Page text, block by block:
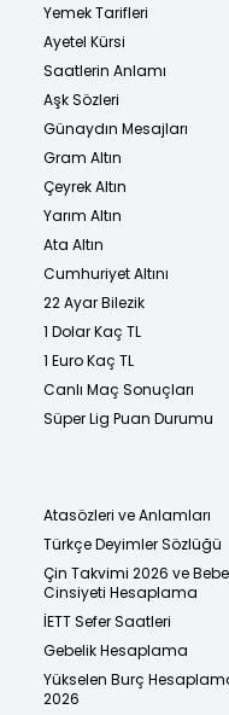
Yemek Tarifleri
Ayetel Kürsi
Saatlerin Anlamı
Aşk Sözleri
Günaydın Mesajları
Gram Altın
Çeyrek Altın
Yarım Altın
Ata Altın
Cumhuriyet Altını
22 Ayar Bilezik
1 Dolar Kaç TL
1 Euro Kaç TL
Canlı Maç Sonuçları
Süper Lig Puan Durumu
Atasözleri ve Anlamları
Türkçe Deyimler Sözlüğü
Çin Takvimi 2026 ve
Cinsiyeti Hesaplama
İETT Sefer Saatleri
Gebelik Hesaplama
Yükselen Burç
2026